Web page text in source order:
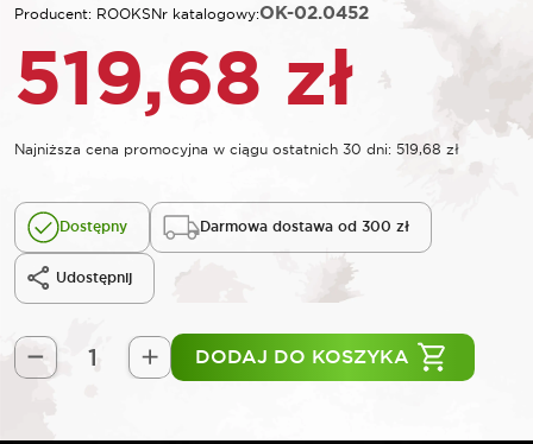
Producent: ROOKSNr katalogowy:OK-02.0452
519,68 zł
Najniższa cena promocyjna w ciągu ostatnich 30 dni: 519,68 zł
Dostępny Darmowa dostawa od 300 zł
Udostępnij
ilość
DODAJ DO KOSZYKA